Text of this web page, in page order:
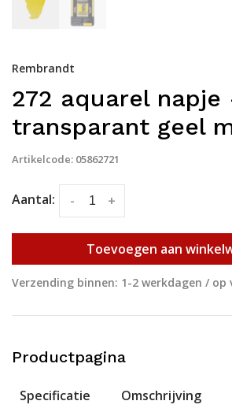
Rembrandt
272 aquarel napje
transparant geel
Artikelcode: 05862721
Aantal: +
-
Toevoegen aan
Verzending binnen: 1-2 werkdagen / op
Productpagina
Specificatie
Omschrijving